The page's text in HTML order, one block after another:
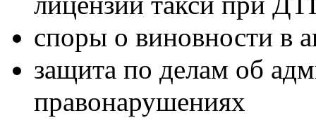
споры о виновности в
защита по делам об
правонарушениях